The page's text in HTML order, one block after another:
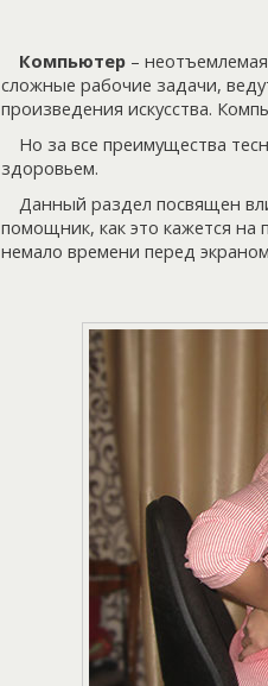
Компьютер –
сложные рабочие задачи,
произведения искусства.
Но за все преимущества
здоровьем.
Данный раздел посвящен
помощник, как это кажется
немало времени перед